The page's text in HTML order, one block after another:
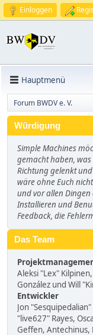
Einloggen
Hauptmenü
Forum BWDV e. V.
Würdigung
Simple Machines
gemacht haben, was
Richtung gelenkt
wäre ohne Euch
und vor allen Dingen
Installieren und
Feedback, die
Das Team
Aleksi "Lex"
González und Will
Entwickler
Jon
"live627" Rayes,
Geffen, Antechinus,